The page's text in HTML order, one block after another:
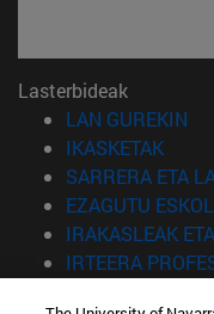
Lasterbideak
LAN GUREKIN
IKASKETAK
SARRERA ETA
EZAGUTU
IRAKASLEAK
IRTEERA